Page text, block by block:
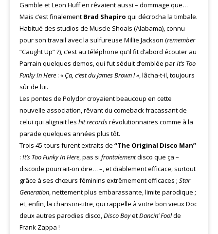
Gamble et Leon Huff en rêvaient aussi – dommage que…
Mais c’est finalement Brad Shapiro qui décrocha la timbale.
Habitué des studios de Muscle Shoals (Alabama), connu
pour son travail avec la sulfureuse Millie Jackson (remember
“Caught Up” ?), c’est au téléphone qu’il fit d’abord écouter au
Parrain quelques demos, qui fut séduit d’emblée parIt’s Too
Funky In Here : « Ça, c’est du James Brown ! », lâcha-t-il, toujours
sûr de lui.
Les pontes de Polydor croyaient beaucoup en cette
nouvelle association, rêvant du comeback fracassant de
celui qui alignait les hit recordsrévolutionnaires comme à la
parade quelques années plus tôt.
Trois 45-tours furent extraits de “The Original Disco Man”
: It’s Too Funky In Here, pas si frontalementdisco que ça –
discoïde pourrait-on dire… –, et diablement efficace, surtout
grâce à ses chœurs féminins extrêmement efficaces ; Star
Generation, nettement plus embarassante, limite parodique ;
et, enfin, la chanson-titre, qui rappelle à votre bon vieux Doc
deux autres parodies disco,Disco BoyetDancin’ Foolde
Frank Zappa !